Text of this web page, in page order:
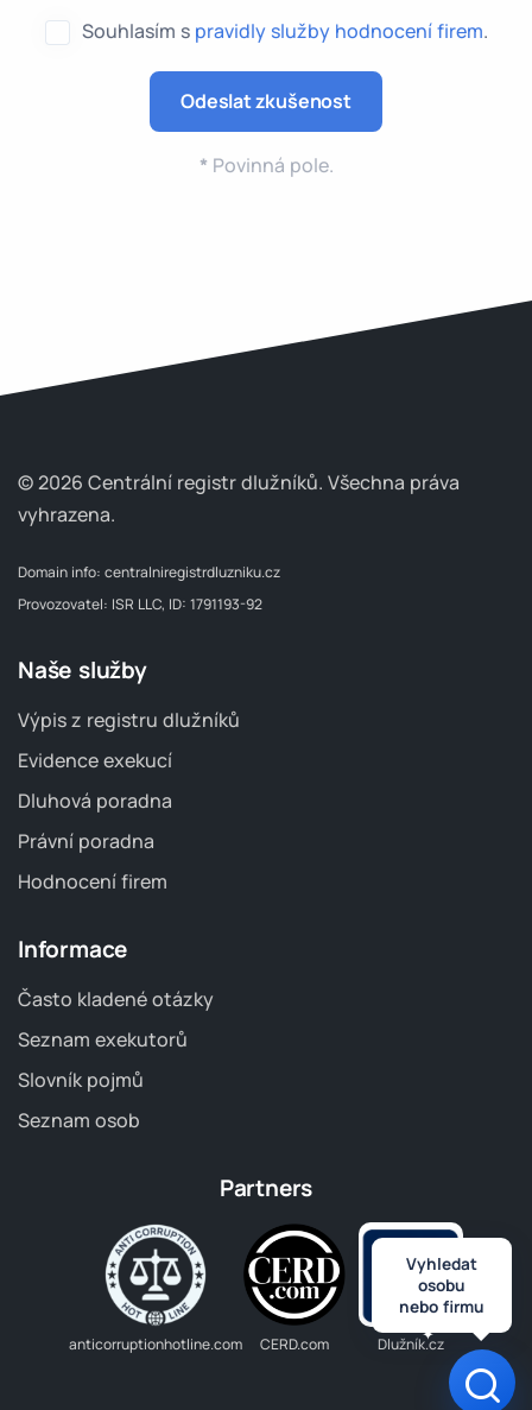
Souhlasím s pravidly služby hodnocení firem.
* Povinná pole.
© 2026 Centrální registr dlužníků. Všechna práva
vyhrazena.
Domain info: centralniregistrdluzniku.cz
Provozovatel: ISR LLC, ID: 1791193-92
Naše služby
Výpis z registru dlužníků
Evidence exekucí
Dluhová poradna
Právní poradna
Hodnocení firem
Informace
Často kladené otázky
Seznam exekutorů
Slovník pojmů
Seznam osob
Partners
anticorruptionhotline.com CERD.com Dlužník.cz
Vyhledat
osobu
nebo firmu